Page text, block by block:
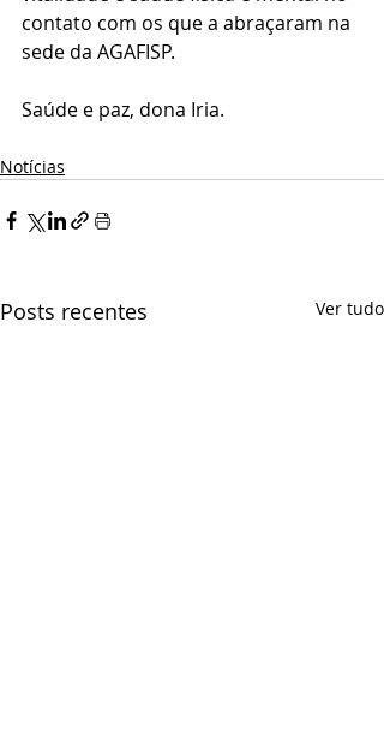
contato com os que a abraçaram na
sede da AGAFISP.
Saúde e paz, dona Iria.
Notícias
Posts recentes Ver tudo